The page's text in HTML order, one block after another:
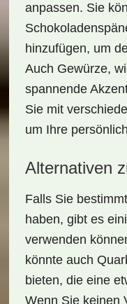
anpassen. Sie
hinzufügen, um
Auch Gewürze,
spannende
Sie mit
um Ihre
Alternativen
Falls Sie
haben, gibt es
verwenden
könnte auch
bieten, die eine
Wenn Sie keinen